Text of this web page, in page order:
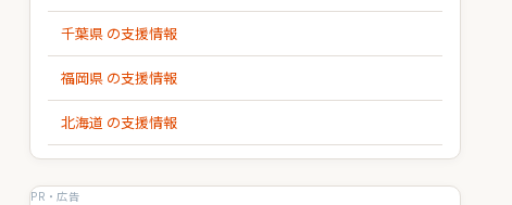
千葉県 の支援情報
福岡県 の支援情報
北海道 の支援情報
PR・広告